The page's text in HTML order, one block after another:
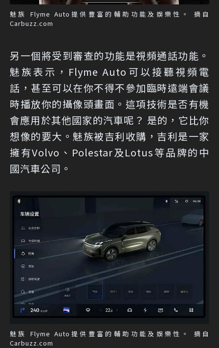
魅族 Flyme Auto提供豐富的輔助功能及娛樂性。 摘自
Carbuzz.com
另一個將受到審查的功能是視頻通話功能。
魅族表示，Flyme Auto可以接聽視頻電
話，甚至可以在你不得不參加臨時遠端會議
時播放你的攝像頭畫面。這項技術是否有機
會應用於其他國家的汽車呢？ 是的，它比你
想像的要大。魅族被吉利收購，吉利是一家
擁有Volvo、Polestar及Lotus等品牌的中
國汽車公司。
魅族 Flyme Auto提供豐富的輔助功能及娛樂性。 摘自
Carbuzz.com